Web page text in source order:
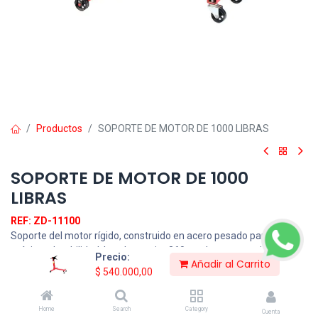
Precio:
$ 540.000,00
Añadir al Carrito
Home Search Category Cuenta
Productos SOPORTE DE MOTOR DE 1000 LIBRAS
SOPORTE DE MOTOR DE 1000
LIBRAS
REF: ZD-11100
Soporte del motor rígido, construido en acero pesado para una
máxima durabilidad, la cabeza gira 360 grados para posicionar
fácilmente el motor, 4 pesada Ruedas de carga la cual el diseño
proporciona la máxima estabilidad, tiene recubrimiento en polvo
de acabado para resistir el óxido y la corrosión.